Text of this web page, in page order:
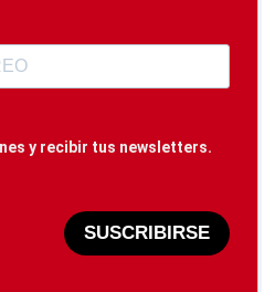
y recibir tus newsletters.
SUSCRIBIRSE